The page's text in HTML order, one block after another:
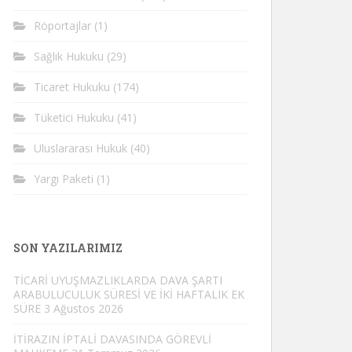
Röportajlar (1)
Sağlık Hukuku (29)
Ticaret Hukuku (174)
Tüketici Hukuku (41)
Uluslararası Hukuk (40)
Yargı Paketi (1)
SON YAZILARIMIZ
TİCARİ UYUŞMAZLIKLARDA DAVA ŞARTI
ARABULUCULUK SÜRESİ VE İKİ HAFTALIK EK
SÜRE 3 Ağustos 2026
İTİRAZIN İPTALİ DAVASINDA GÖREVLİ